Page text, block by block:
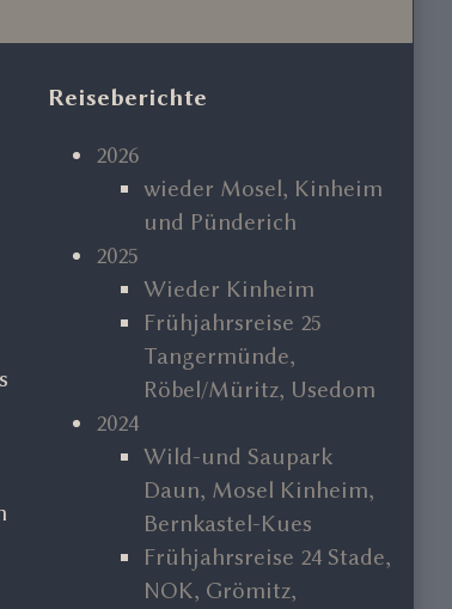
Primary
Sidebar
Reiseberichte
2026
wieder Mosel, Kinheim
und Pünderich
2025
Wieder Kinheim
Frühjahrsreise 25
Tangermünde,
Röbel/Müritz, Usedom
2024
Wild-und Saupark
Daun, Mosel Kinheim,
Bernkastel-Kues
Frühjahrsreise 24 Stade,
NOK, Grömitz,